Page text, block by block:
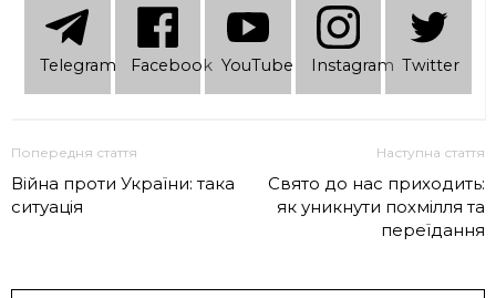
Telеgram Facebook YouTube Instagram Twitter
Попередня стаття
Війна проти України: така
ситуація
Наступна стаття
Свято до нас приходить:
як уникнути похмілля та
переїдання